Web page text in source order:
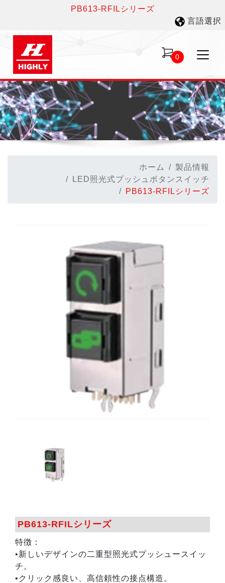
PB613-RFILシリーズ
言語選択
0
ホーム
製品情報
LED照光式プッシュボタンスイッチ
PB613-RFILシリーズ
PB613-RFILシリーズ
特徴：
•新しいデザインの二重型照光式プッシュースイッ
チ。
•クリック感良い、高信頼性の接点構造。